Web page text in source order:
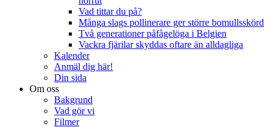
Vad tittar du på?
Många slags pollinerare ger större bomullsskörd
Två generationer påfågelöga i Belgien
Vackra fjärilar skyddas oftare än alldagliga
Kalender
Anmäl dig här!
Din sida
Om oss
Bakgrund
Vad gör vi
Filmer